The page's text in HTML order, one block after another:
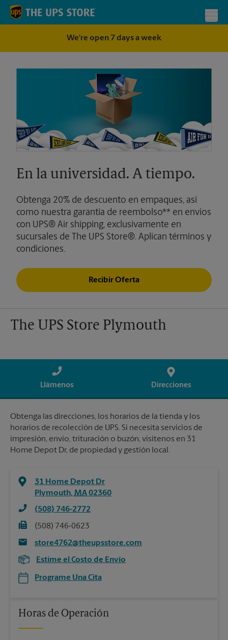
Skip to content
Return to Nav
We're open 7 days a week
En la universidad. A tiempo.
Obtenga 20% de descuento en empaques, así
como nuestra garantía de reembolso** en envíos
con UPS® Air shipping, exclusivamente en
sucursales de The UPS Store®. Aplican términos y
condiciones.
Recibir Oferta
The UPS Store Plymouth
Llámenos Direcciones
Obtenga las direcciones, los horarios de la tienda y los
horarios de recolección de UPS. Si necesita servicios de
impresión, envío, trituración o buzón, visítenos en 31
Home Depot Dr, de propiedad y gestión local.
31 Home Depot Dr
Plymouth, MA02360
(508) 746-2772
(508) 746-0623
store4762@theupsstore.com
Estime el Costo de Envío
Programe Una Cita
Horas de Operación